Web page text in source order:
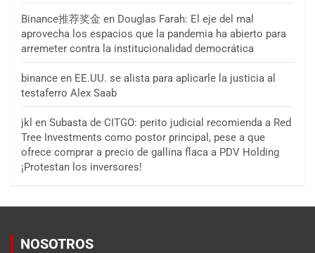
Binance推荐奖金 en Douglas Farah: El eje del mal
aprovecha los espacios que la pandemia ha abierto para
arremeter contra la institucionalidad democrática
binance en EE.UU. se alista para aplicarle la justicia al
testaferro Alex Saab
jkl en Subasta de CITGO: perito judicial recomienda a Red
Tree Investments como postor principal, pese a que
ofrece comprar a precio de gallina flaca a PDV Holding
¡Protestan los inversores!
NOSOTROS